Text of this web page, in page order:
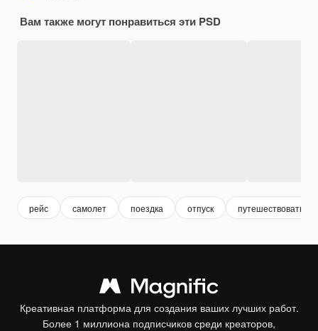
Вам также могут понравиться эти PSD
рейс самолет поездка отпуск путешествовать
Креативная платформа для создания ваших лучших работ.
Более 1 миллиона подписчиков среди креаторов,